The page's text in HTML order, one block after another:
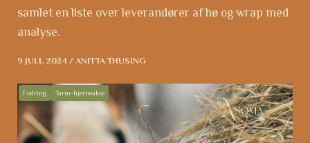
samlet en liste over leverandører af hø og wrap med
analyse.
9 JULI, 2024 / ANITTA THUSING
Fodring Tarm-hjerneakse